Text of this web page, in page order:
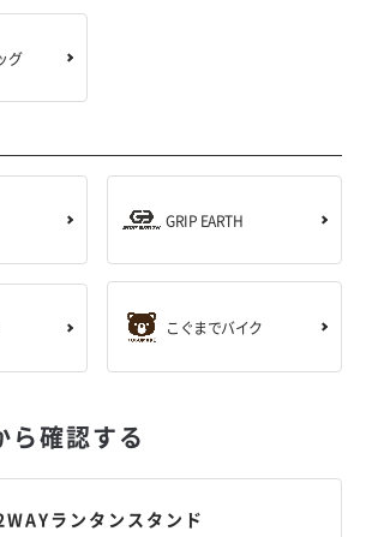
グ
GRIP EARTH
こぐまでバイク
ら確認する
ランタンスタンド